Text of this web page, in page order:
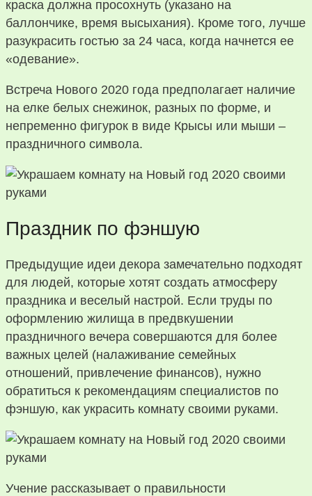
краска должна просохнуть (указано на
баллончике, время высыхания). Кроме того, лучше
разукрасить гостью за 24 часа, когда начнется ее
«одевание».
Встреча Нового 2020 года предполагает наличие
на елке белых снежинок, разных по форме, и
непременно фигурок в виде Крысы или мыши –
праздничного символа.
Праздник по фэншую
Предыдущие идеи декора замечательно подходят
для людей, которые хотят создать атмосферу
праздника и веселый настрой. Если труды по
оформлению жилища в предвкушении
праздничного вечера совершаются для более
важных целей (налаживание семейных
отношений, привлечение финансов), нужно
обратиться к рекомендациям специалистов по
фэншую, как украсить комнату своими руками.
Учение рассказывает о правильности